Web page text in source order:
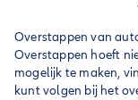
Overstappen van
Overstappen hoeft
mogelijk te maken,
kunt volgen bij het